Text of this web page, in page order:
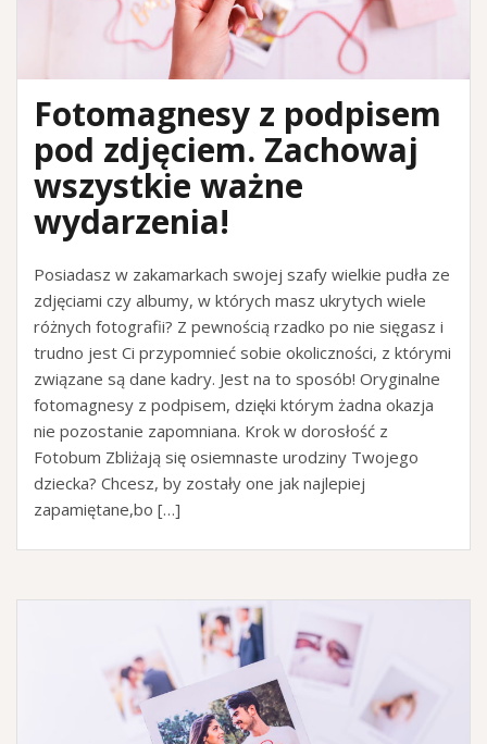
Fotomagnesy z podpisem
pod zdjęciem. Zachowaj
wszystkie ważne
wydarzenia!
Posiadasz w zakamarkach swojej szafy wielkie pudła ze
zdjęciami czy albumy, w których masz ukrytych wiele
różnych fotografii? Z pewnością rzadko po nie sięgasz i
trudno jest Ci przypomnieć sobie okoliczności, z którymi
związane są dane kadry. Jest na to sposób! Oryginalne
fotomagnesy z podpisem, dzięki którym żadna okazja
nie pozostanie zapomniana. Krok w dorosłość z
Fotobum Zbliżają się osiemnaste urodziny Twojego
dziecka? Chcesz, by zostały one jak najlepiej
zapamiętane,bo […]